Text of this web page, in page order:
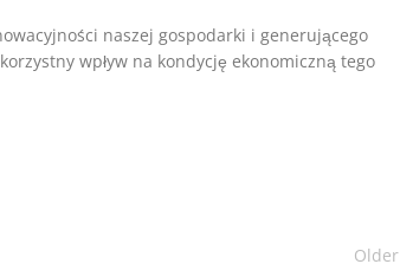
naszej gospodarki i generującego
wpływ na kondycję ekonomiczną tego
Older